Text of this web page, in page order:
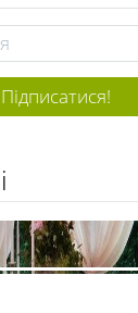
Підписатися!